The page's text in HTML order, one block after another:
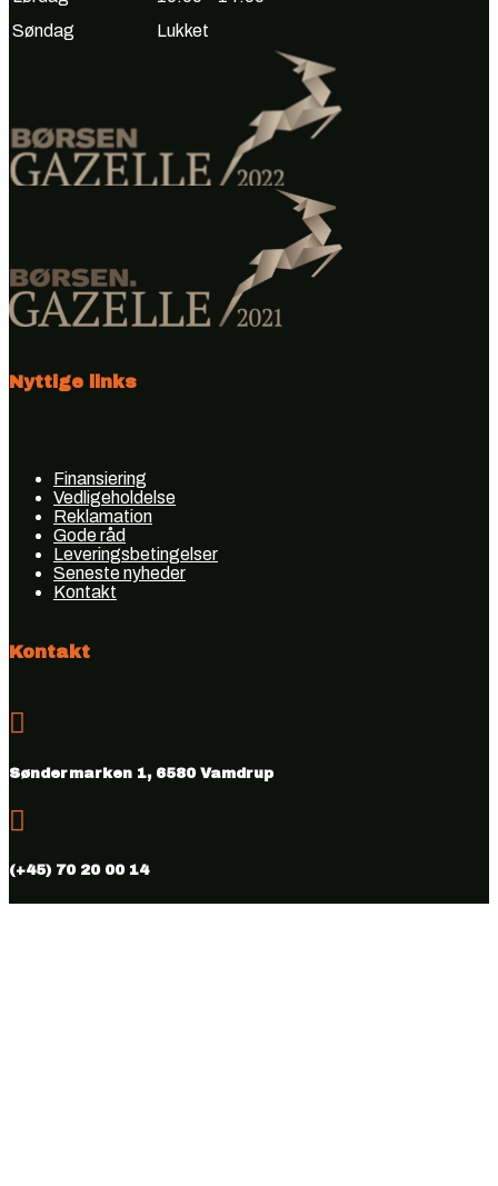
Søndag
Lukket
Nyttige links
Finansiering
Vedligeholdelse
Reklamation
Gode råd
Leveringsbetingelser
Seneste nyheder
Kontakt
Kontakt

Søndermarken 1, 6580 Vamdrup

(+45) 70 20 00 14